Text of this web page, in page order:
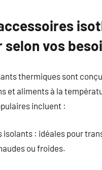
selon vos
thermiques sont
et aliments à la
incluent :
isolants : idéales pour
ou froides.